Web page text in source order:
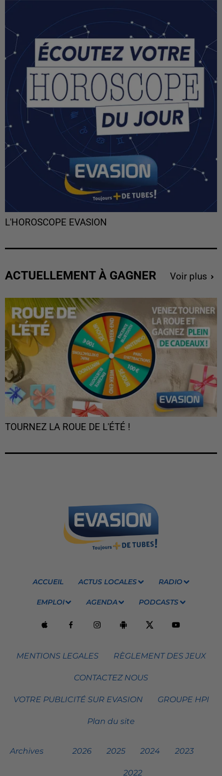
L'HOROSCOPE EVASION
ACTUELLEMENT À GAGNER Voir plus
TOURNEZ LA ROUE DE L'ÉTÉ !
ACCUEIL ACTUS LOCALES RADIO
EMPLOI AGENDA PODCASTS
MENTIONS LEGALES RÈGLEMENT DES JEUX
CONTACTEZ NOUS
VOTRE PUBLICITÉ SUR EVASION GROUPE HPI
Plan du site
Archives 2026 2025 2024 2023
2022